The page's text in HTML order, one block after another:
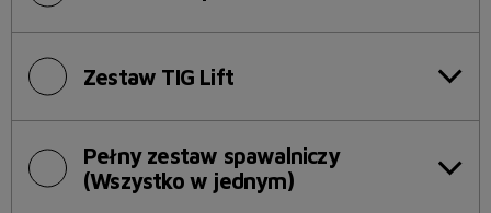
Zestaw TIG Lift
Pełny zestaw spawalniczy
(Wszystko w jednym)